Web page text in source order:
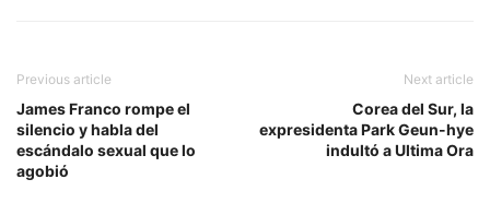
Previous article
James Franco rompe el
silencio y habla del
escándalo sexual que lo
agobió
Next article
Corea del Sur, la
expresidenta Park Geun-hye
indultó a Ultima Ora